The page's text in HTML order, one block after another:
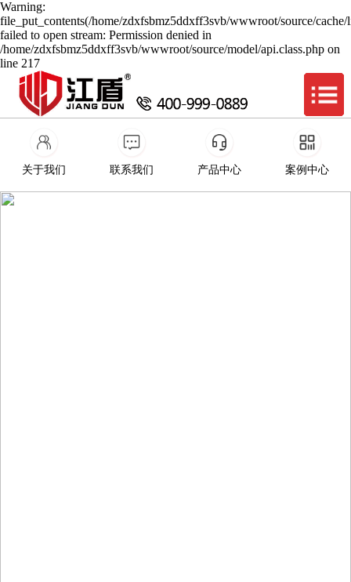
Warning:
file_put_contents(/home/zdxfsbmz5ddxff3svb/wwwroot/source/cache/
failed to open stream: Permission denied in
/home/zdxfsbmz5ddxff3svb/wwwroot/source/model/api.class.php on
line 217
关于我们 联系我们 产品中心 案例中心